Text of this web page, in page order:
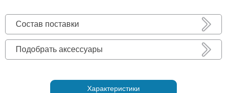
Состав поставки
Подобрать аксессуары
Характеристики